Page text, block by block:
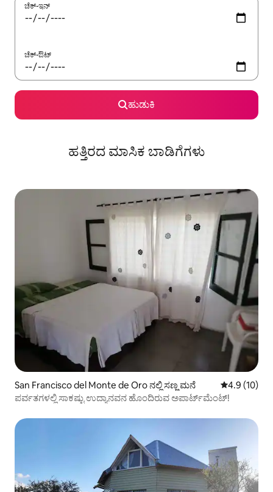
ಚೆಕ್-ಇನ್
ಚೆಕ್-ಔಟ್
ಹುಡುಕಿ
ಹತ್ತಿರದ ಮಾಸಿಕ ಬಾಡಿಗೆಗಳು
San Francisco del Monte de Oro ನಲ್ಲಿ ಸಣ್ಣ ಮನೆ 5 ರಲ್ಲಿ 4.9
4.9 (10)
ಪರ್ವತಗಳಲ್ಲಿ ಸಾಕಷ್ಟು ಉದ್ಯಾನವನ ಹೊಂದಿರುವ ಅಪಾರ್ಟ್‌ಮೆಂಟ್!